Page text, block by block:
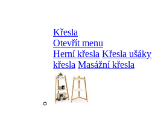
Křesla
Otevřít menu
Herní křesla Křesla ušáky
křesla Masážní křesla